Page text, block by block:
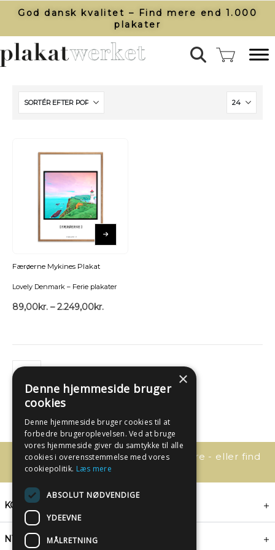
God dansk kvalitet – Find mere end 1.000
plakater​
Færøerne Mykines Plakat
Lovely Denmark – Ferie plakater
89,00kr. – 2.249,00kr.
Har du spørgsmål, så kontakt os bare - eller find
svaret her:
KONTAKT
NYHEDSBREV
×
Denne hjemmeside bruger
cookies
Denne hjemmeside bruger cookies til at
forbedre brugeroplevelsen. Ved at bruge
vores hjemmeside giver du samtykke til alle
cookies i overensstemmelse med vores
cookiepolitik. Læs mere
ABSOLUT NØDVENDIGE
YDEEVNE
MÅLRETNING